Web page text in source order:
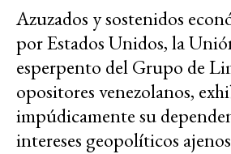
Azuzados y sostenidos
por Estados Unidos, la
esperpento del Grupo de
opositores venezolanos,
impúdicamente su
intereses geopolíticos